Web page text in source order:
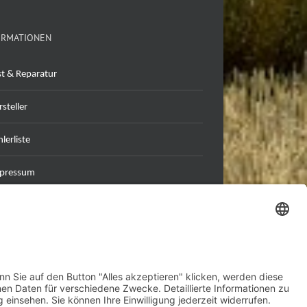
& Reparatur